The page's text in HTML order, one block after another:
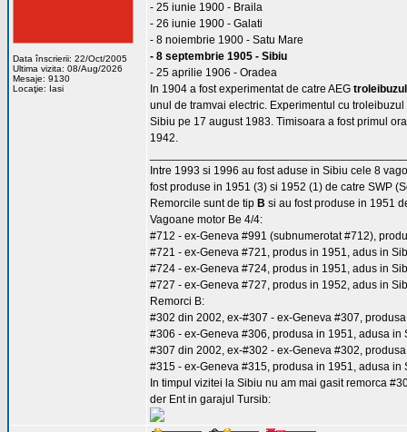
Data înscrierii: 22/Oct/2005
Ultima vizita: 08/Aug/2026
Mesaje: 9130
Locaţie: Iasi
- 25 iunie 1900 - Braila
- 26 iunie 1900 - Galati
- 8 noiembrie 1900 - Satu Mare
- 8 septembrie 1905 - Sibiu
- 25 aprilie 1906 - Oradea
In 1904 a fost experimentat de catre AEG
unul de tramvai electric. Experimentul cu
Sibiu pe 17 august 1983. Timisoara a fost primul
1942.
Intre 1993 si 1996 au fost aduse in Sibiu cele 8
fost produse in 1951 (3) si 1952 (1) de catre SWP
Remorcile sunt de tip B si au fost produse in 1951
Vagoane motor Be 4/4:
#712 - ex-Geneva #991 (subnumerotat #712),
#721 - ex-Geneva #721, produs in 1951, adus in
#724 - ex-Geneva #724, produs in 1951, adus in
#727 - ex-Geneva #727, produs in 1952, adus in
Remorci B:
#302 din 2002, ex-#307 - ex-Geneva #307,
#306 - ex-Geneva #306, produsa in 1951, adusa in
#307 din 2002, ex-#302 - ex-Geneva #302,
#315 - ex-Geneva #315, produsa in 1951, adusa in
In timpul vizitei la Sibiu nu am mai gasit remorca
der Ent in garajul Tursib: